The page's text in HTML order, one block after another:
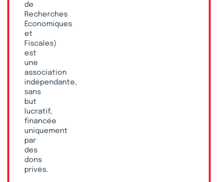
de
Recherches
Économiques
et
Fiscales)
est
une
association
indépendante,
sans
but
lucratif,
financée
uniquement
par
des
dons
privés.